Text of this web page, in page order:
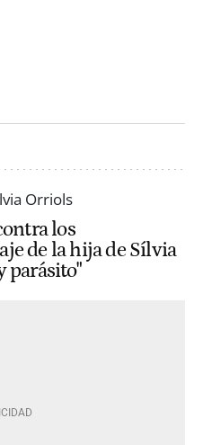
los
de la hija de Sílvia
parásito"